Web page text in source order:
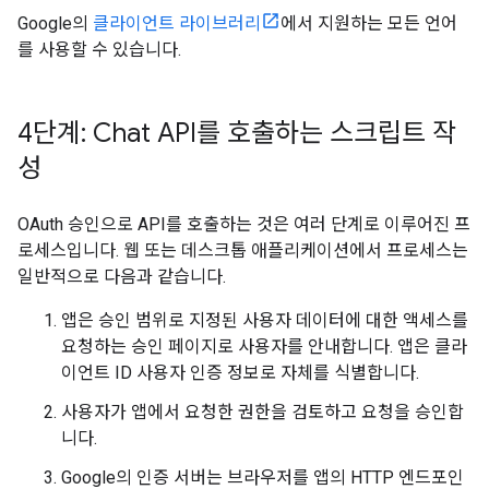
Google의 클라이언트 라이브러리
에서 지원하는 모든 언어
를 사용할 수 있습니다.
4단계: Chat API를 호출하는 스크립트 작
성
OAuth 승인으로 API를 호출하는 것은 여러 단계로 이루어진 프
로세스입니다. 웹 또는 데스크톱 애플리케이션에서 프로세스는
일반적으로 다음과 같습니다.
앱은 승인 범위로 지정된 사용자 데이터에 대한 액세스를
요청하는 승인 페이지로 사용자를 안내합니다. 앱은 클라
이언트 ID 사용자 인증 정보로 자체를 식별합니다.
사용자가 앱에서 요청한 권한을 검토하고 요청을 승인합
니다.
Google의 인증 서버는 브라우저를 앱의 HTTP 엔드포인